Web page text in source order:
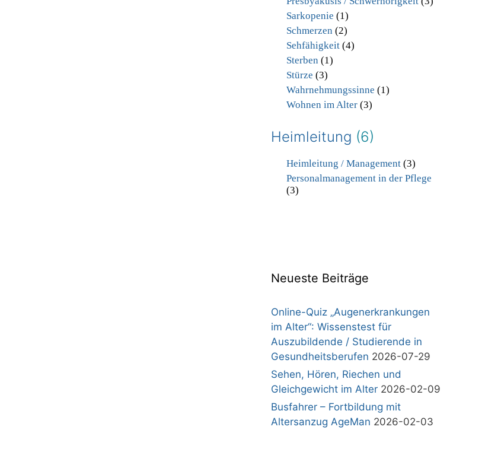
Sarkopenie (1)
Schmerzen (2)
Sehfähigkeit(4)
Sterben (1)
Stürze (3)
Wahrnehmungssinne (1)
Wohnen im Alter(3)
Heimleitung (6)
Heimleitung / Management(3)
Personalmanagement in der Pflege
(3)
Neueste Beiträge
Online-Quiz „Augenerkrankungen
im Alter“: Wissenstest für
Auszubildende / Studierende in
Gesundheitsberufen 2026-07-29
Sehen, Hören, Riechen und
Gleichgewicht im Alter 2026-02-09
Busfahrer – Fortbildung mit
Altersanzug AgeMan 2026-02-03